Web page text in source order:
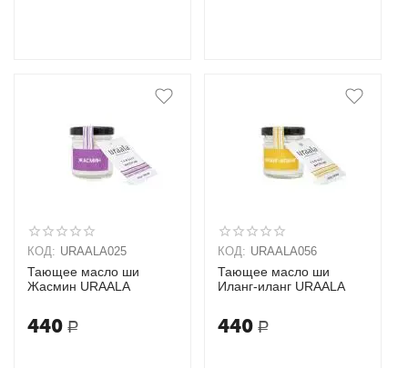
КОД: URAALA025
Тающее масло ши
Жасмин URAALA
440 Р
КОД: URAALA056
Тающее масло ши
Иланг-иланг URAALA
440 Р